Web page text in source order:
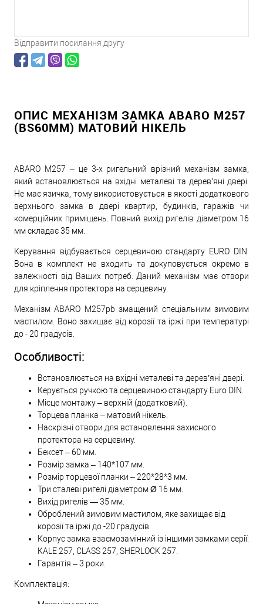
Відправити посилання другу
ОПИС МЕХАНІЗМ ЗАМКА ABARO M257
(BS60ММ) МАТОВИЙ НІКЕЛЬ
ABARO M257 – це 3-х ригельний врізний механізм замка,
який встановлюється на вхідні металеві та дерев’яні двері.
Не має язичка, тому використовується в якості додаткового
верхнього замка в двері квартир, будинків, гаражів чи
комерційних приміщень. Повний вихід ригелів діаметром 16
мм складає 35 мм.
Керування відбувається серцевиною стандарту EURO DIN.
Вона в комплект не входить та докуповується окремо в
залежності від Ваших потреб. Даний механізм має отвори
для кріплення протектора на серцевину.
Механізм ABARO M257pb змащений спеціальним зимовим
мастилом. Воно захищає від корозії та іржі при температурі
до - 20 градусів.
Особливості:
Встановлюється на вхідні металеві та дерев’яні двері.
Керується ручкою та серцевиною стандарту Euro DIN.
Місце монтажу – верхній (додатковий).
Торцева планка – матовий нікель.
Наскрізні отвори для встановлення захисного
протектора на серцевину.
Бексет – 60 мм.
Розмір замка – 140*107 мм.
Розмір торцевої планки – 220*28*3 мм.
Три сталеві ригелі діаметром Ø 16 мм.
Вихід ригелів — 35 мм.
Оброблений зимовим мастилом, яке захищає від
корозії та іржі до -20 градусів.
Корпус замка взаємозамінний із іншими замками серії:
KALE 257, CLASS 257, SHERLOCK 257.
Гарантія – 3 роки.
Комплектація: